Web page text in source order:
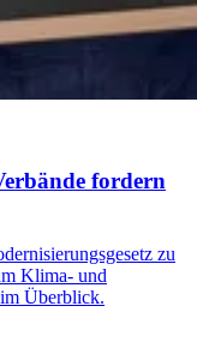
fordern
zu
Klima- und
Überblick.